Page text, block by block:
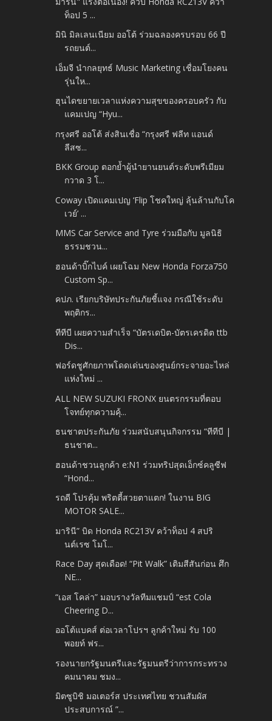
ท็อป 5 ...
มินิ มิลเลนเนียม ออโต้ ร่วมฉลองครบรอบ 66 ปี
รถยนต์...
เอ็มจี นำกลยุทธ์ Music Marketing เชื่อมโยงคน
รุ่นให...
ฮุนไดขยายเวลาแห่งความสุขของครอบครัว กับ
แคมเปญ “Hyu...
กรุงศรี ออโต้ ส่งสินเชื่อ “กรุงศรี ฟลีท แอนด์
ลีสซ...
BKK Group ตอกย้ำผู้นำยานยนต์ระดับพรีเมียม
กวาด 3 โ...
Coway เปิดแคมเปญ ‘Flip โชคใหญ่ ลุ้นล้านกับโค
เวย์’ ...
MMS Car Service and Tyre ร่วมมือกับ มูลนิธิ
ธรรมชวน...
ฮอนด้าบิ๊กไบค์ เผยโฉม New Honda Forza750
Custom Sp...
คปภ. เรียกบริษัทประกันภัยชี้แจง กรณีใช้ระดับ
พฤติกร...
ทีทีบี เผยความสำเร็จ “บัตรเดบิต-บัตรเครดิต ttb
Dis...
ฟอร์ดชูศักยภาพโดดเด่นของศูนย์กระจายอะไหล่
แห่งใหม่ ...
ALL NEW SUZUKI FRONX ยนตรกรรมที่ตอบ
โจทย์ทุกความคุ้...
ธนชาตประกันภัย ร่วมสนับสนุนกิจกรรม “ทีทีบี |
ธนชาต...
ฮอนด้าชวนลูกค้า e:N1 ร่วมทริปสุดเอ็กซ์คลูซีฟ
“Hond...
รถดี โปรคุ้ม พริตตี้สวยตาแตก! ในงาน BIG
MOTOR SALE...
มารินี” บิด Honda RC213V คว้าท็อป 4 สปริ
นต์เรซ โมโ...
Race Day สุดเดือด! “Pit Walk” เติมสีสันก่อน ศึก
NE...
“เอส โคล่า” มอบรางวัลทีมแชมป์ “est Cola
Cheering D...
ออโต้แบคส์ ต่อเวลาโปรฯ ลูกค้าใหม่ รับ 100
พอยท์ ฟร...
รองนายกรัฐมนตรีและรัฐมนตรีว่าการกระทรวง
คมนาคม ชมง...
มิตซูบิชิ มอเตอร์ส ประเทศไทย ชวนสัมผัส
ประสบการณ์ ”...